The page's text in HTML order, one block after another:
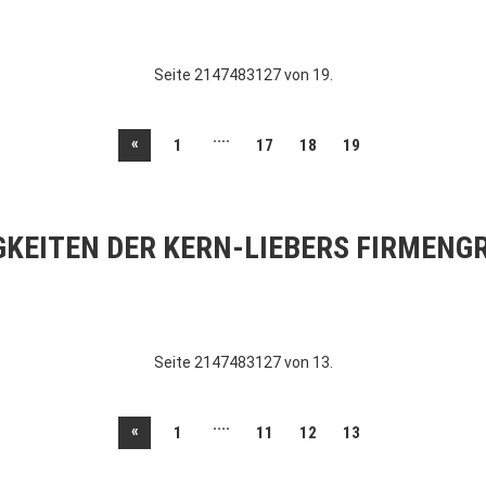
Seite 2147483127 von 19.
« 1 .... 17 18 19
DER KERN-LIEBERS
Seite 2147483127 von 13.
« 1 .... 11 12 13